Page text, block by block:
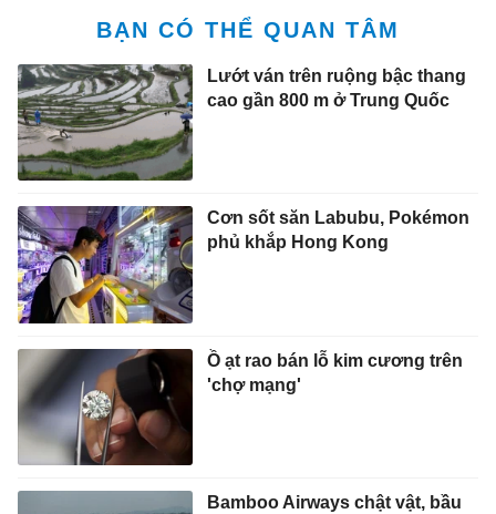
BẠN CÓ THỂ QUAN TÂM
Lướt ván trên ruộng bậc thang
cao gần 800 m ở Trung Quốc
Cơn sốt săn Labubu, Pokémon
phủ khắp Hong Kong
Ồ ạt rao bán lỗ kim cương trên
'chợ mạng'
Bamboo Airways chật vật, bầu